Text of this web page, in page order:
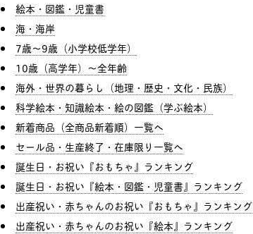
絵本・図鑑・児童書
海・海岸
7歳〜9歳（小学校低学年）
10歳（高学年）〜全年齢
海外・世界の暮らし（地理・歴史・文化・民族）
科学絵本・知識絵本・絵の図鑑（学ぶ絵本）
新着商品（全商品新着順）一覧へ
セール品・生産終了・在庫限り一覧へ
誕生日・お祝い『おもちゃ』ランキング
誕生日・お祝い『絵本・図鑑・児童書』ランキング
出産祝い・赤ちゃんのお祝い『おもちゃ』ランキング
出産祝い・赤ちゃんのお祝い『絵本』ランキング